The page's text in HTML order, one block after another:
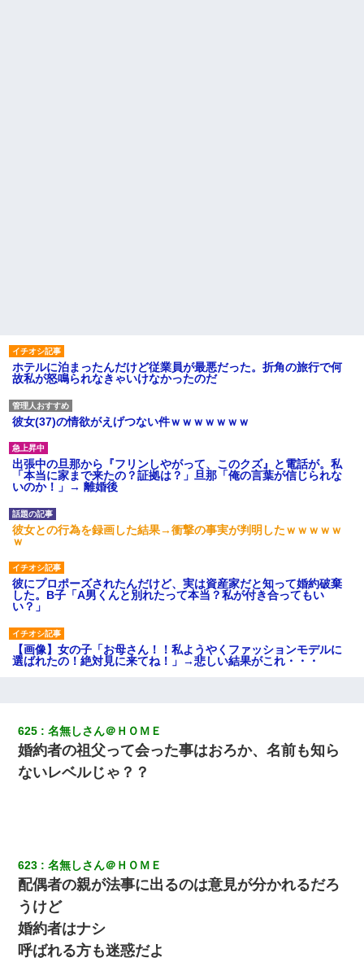
ホテルに泊まったんだけど従業員が最悪だった。折角の旅行で何
故私が怒鳴られなきゃいけなかったのだ
彼女(37)の情欲がえげつない件ｗｗｗｗｗｗｗ
出張中の旦那から『フリンしやがって、このクズ』と電話が。私
「本当に家まで来たの？証拠は？」旦那「俺の言葉が信じられな
いのか！」→ 離婚後
彼女との行為を録画した結果→衝撃の事実が判明したｗｗｗｗｗ
ｗ
彼にプロポーズされたんだけど、実は資産家だと知って婚約破棄
した。B子「A男くんと別れたって本当？私が付き合ってもい
い？」
【画像】女の子「お母さん！！私ようやくファッションモデルに
選ばれたの！絶対見に来てね！」→悲しい結果がこれ・・・
居酒屋にて。兄の紹介者「お酒飲みなって」私「未成年なので無
理です！」酷すぎるワードの連発で、耐えきれず店員に5千円を渡
し「お勘定です。逃がして下さい」その後、録音内容を父に聞か
姉旦那の友達「ほんとのパパだよ～」私のお腹を触ってほざく。
→思わず手を叩いて振り払ったら…
同じマンションに住んでる女性が鍵をわかりやすいところに隠し
ている事に気づいた俺「忍びこんでみよう！」→ 結果
625 名無しさん＠ＨＯＭＥ
婚約者の祖父って会った事はおろか、名前も知ら
ないレベルじゃ？？
623 名無しさん＠ＨＯＭＥ
配偶者の親が法事に出るのは意見が分かれるだろ
うけど
婚約者はナシ
呼ばれる方も迷惑だよ